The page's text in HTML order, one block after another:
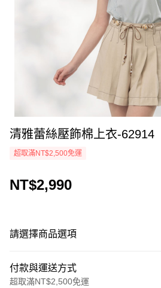
清雅蕾絲壓飾棉上衣-62914
超取滿NT$2,500免運
NT$2,990
請選擇商品選項
付款與運送方式
超取滿NT$2,500免運